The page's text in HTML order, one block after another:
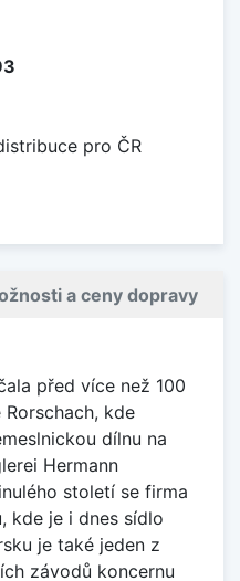
pro ČR
a ceny dopravy
před více než 100
kde
dílnu na
Hermann
století se firma
kde je i dnes sídlo
je také jeden z
závodů koncernu